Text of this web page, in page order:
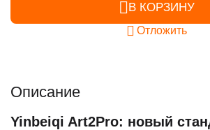
В КОРЗИНУ
Отложить
Описание
Yinbeiqi Art2Pro: новый